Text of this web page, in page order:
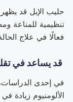
حليب الإبل قد
تنظيمية للمناعة
فعالًا في علاج
قد يساعد في
في إحدى
الألومنيوم زيادة